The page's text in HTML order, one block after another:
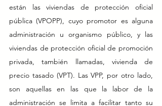
están las viviendas de protección oficial
pública (VPOPP), cuyo promotor es alguna
administración u organismo público, y las
viviendas de protección oficial de promoción
privada, también llamadas, vivienda de
precio tasado (VPT). Las VPP, por otro lado,
son aquellas en las que la labor de la
administración se limita a facilitar tanto su